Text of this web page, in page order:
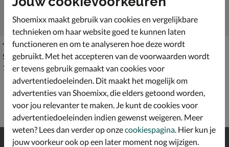
Teva Terra FI5
Sandalen - blauw
€ 109,99
109,99
Ecco Receptor Trekk
Lage sneakers - blauw
€ 149,99
149,99
verzending en retour*
Shoemixx maakt gebruik van cookies en vergelijkbare
technieken om haar website goed te kunnen laten
functioneren en om te analyseren hoe deze wordt
gebruikt. Met het accepteren van de voorwaarden wordt
er tevens gebruik gemaakt van cookies voor
advertentiedoeleinden. Dit maakt het mogelijk om
advertenties van Shoemixx, die elders getoond worden,
voor jou relevanter te maken. Je kunt de cookies voor
advertentiedoeleinden indien gewenst weigeren. Meer
weten? Lees dan verder op onzecookiespagina . Hier kun je
jouw voorkeur ook op een later moment nog wijzigen.